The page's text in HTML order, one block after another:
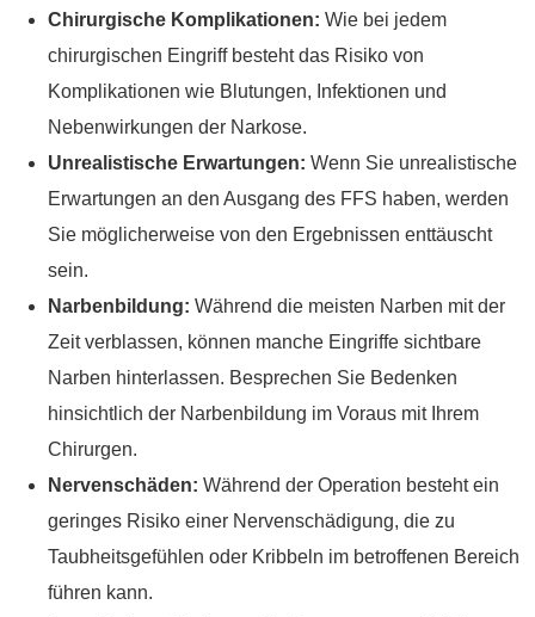
Chirurgische Komplikationen: Wie bei jedem
chirurgischen Eingriff besteht das Risiko von
Komplikationen wie Blutungen, Infektionen und
Nebenwirkungen der Narkose.
Unrealistische Erwartungen: Wenn Sie unrealistische
Erwartungen an den Ausgang des FFS haben, werden
Sie möglicherweise von den Ergebnissen enttäuscht
sein.
Narbenbildung: Während die meisten Narben mit der
Zeit verblassen, können manche Eingriffe sichtbare
Narben hinterlassen. Besprechen Sie Bedenken
hinsichtlich der Narbenbildung im Voraus mit Ihrem
Chirurgen.
Nervenschäden: Während der Operation besteht ein
geringes Risiko einer Nervenschädigung, die zu
Taubheitsgefühlen oder Kribbeln im betroffenen Bereich
führen kann.